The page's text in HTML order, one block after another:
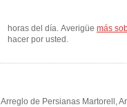
horas del día. Averigüe más
hacer por usted.
Arreglo de Persianas Martorell,